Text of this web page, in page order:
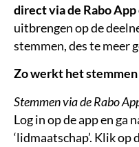
direct via de Rabo
uitbrengen op de
stemmen, des te meer
Zo werkt het stemmen
Stemmen via de Rabo
Log in op de app en ga
‘lidmaatschap’. Klik op